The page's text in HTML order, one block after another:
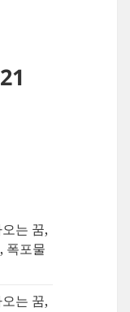
는 꿈,
폭포물
는 꿈,